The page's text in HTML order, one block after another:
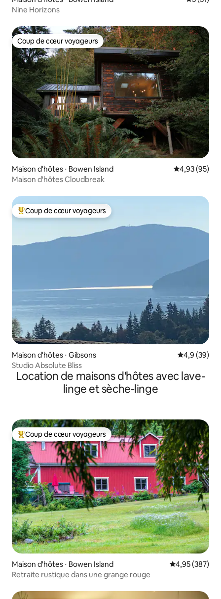
Nine Horizons
Coup de cœur voyageurs
Coup de cœur voyageurs
Maison d'hôtes ⋅ Bowen Island Évaluation
4,93 (95)
Maison d'hôtes Cloudbreak
Coups de cœur voyageurs les plus appréciés
Coup de cœur voyageurs
Maison d'hôtes ⋅ Gibsons Évaluation
4,9 (39)
Studio Absolute Bliss
Location de maisons d'hôtes avec lave-
linge et sèche-linge
Coups de cœur voyageurs les plus appréciés
Coup de cœur voyageurs
Maison d'hôtes ⋅ Bowen Island Évaluation
4,95 (387)
Retraite rustique dans une grange rouge